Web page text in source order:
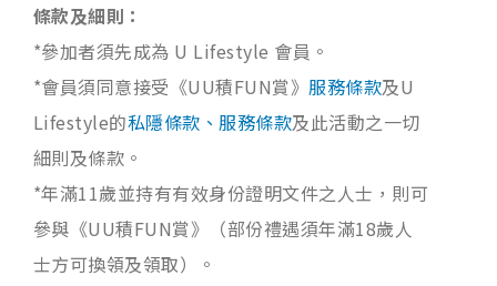
條款及細則：
*參加者須先成為 U Lifestyle 會員。
*會員須同意接受《UU積FUN賞》服務條款及U
Lifestyle的私隱條款、服務條款及此活動之一切
細則及條款。
*年滿11歲並持有有效身份證明文件之人士，則可
參與《UU積FUN賞》（部份禮遇須年滿18歲人
士方可換領及領取）。